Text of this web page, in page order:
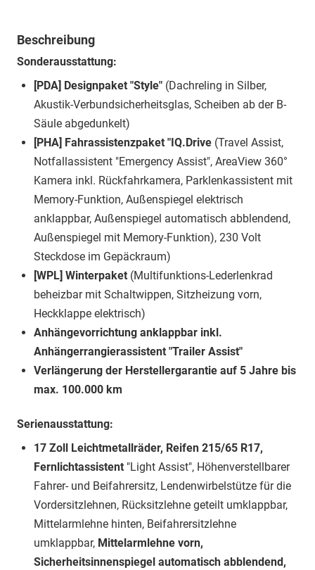
Beschreibung
Sonderausstattung:
[PDA] Designpaket "Style" (Dachreling in Silber,
Akustik-Verbundsicherheitsglas, Scheiben ab der B-
Säule abgedunkelt)
[PHA] Fahrassistenzpaket "IQ.Drive (Travel Assist,
Notfallassistent "Emergency Assist", AreaView 360°
Kamera inkl. Rückfahrkamera, Parklenkassistent mit
Memory-Funktion, Außenspiegel elektrisch
anklappbar, Außenspiegel automatisch abblendend,
Außenspiegel mit Memory-Funktion), 230 Volt
Steckdose im Gepäckraum)
[WPL] Winterpaket (Multifunktions-Lederlenkrad
beheizbar mit Schaltwippen, Sitzheizung vorn,
Heckklappe elektrisch)
Anhängevorrichtung anklappbar inkl.
Anhängerrangierassistent "Trailer Assist"
Verlängerung der Herstellergarantie auf 5 Jahre bis
max. 100.000 km
Serienausstattung:
17 Zoll Leichtmetallräder, Reifen 215/65 R17,
Fernlichtassistent "Light Assist", Höhenverstellbarer
Fahrer- und Beifahrersitz, Lendenwirbelstütze für die
Vordersitzlehnen, Rücksitzlehne geteilt umklappbar,
Mittelarmlehne hinten, Beifahrersitzlehne
umklappbar, Mittelarmlehne vorn,
Sicherheitsinnenspiegel automatisch abblendend,